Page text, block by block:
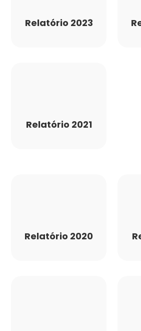
Relatório 2023
Relatório 2021
Relatório 2020